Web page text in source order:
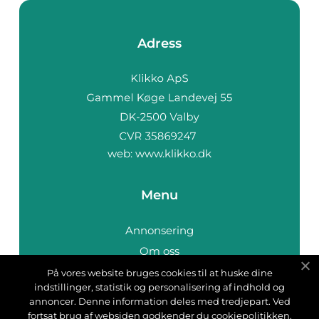
Adress
web: www.klikko.dk
Menu
Annonsering
Om oss
Cookies
Kontakta oss
Sitemap
På vores website bruges cookies til at huske dine
indstillinger, statistik og personalisering af indhold og
annoncer. Denne information deles med tredjepart. Ved
fortsat brug af websiden godkender du cookiepolitikken.